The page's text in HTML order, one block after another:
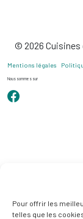
Pour offrir les
telles que les
© 2026 Cuisines
Mentions légales
Nous sommes sur